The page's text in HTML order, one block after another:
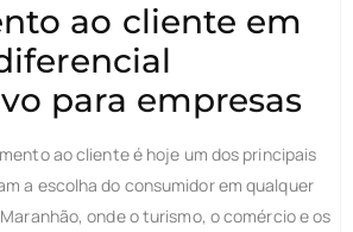
ao cliente em
para empresas
ao cliente é hoje um dos principais
a escolha do consumidor em qualquer
onde o turismo, o comércio e os